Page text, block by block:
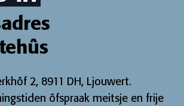
sjoch ús Facebook pagina
sjoch ús Twitter pagina
ikoan: Besjoch ús Instagram
LinkedIn ikoan: besjoch ús LinkedIn
2, 8911 DH, Ljouwert.
ôfspraak meitsje en frije